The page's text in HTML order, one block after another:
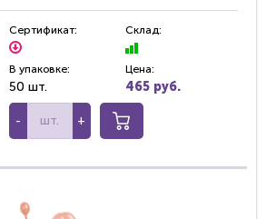
Сертификат: Склад:
В упаковке:
50 шт.
Цена:
465 руб.
- +